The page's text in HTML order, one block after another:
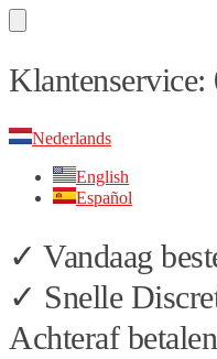
Skip
to
Skip
to
Nederlands
English
Español
✓ Vandaag
✓ Snelle
Achteraf